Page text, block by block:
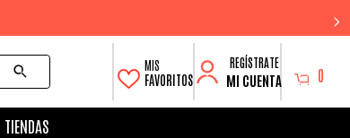
FAVORITOS MI CUENTA 0
TIENDAS